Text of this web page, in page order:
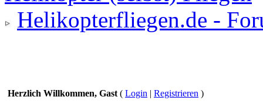
Helikopterfliegen.de -
Herzlich Willkommen, Gast ( Login | Registrieren )